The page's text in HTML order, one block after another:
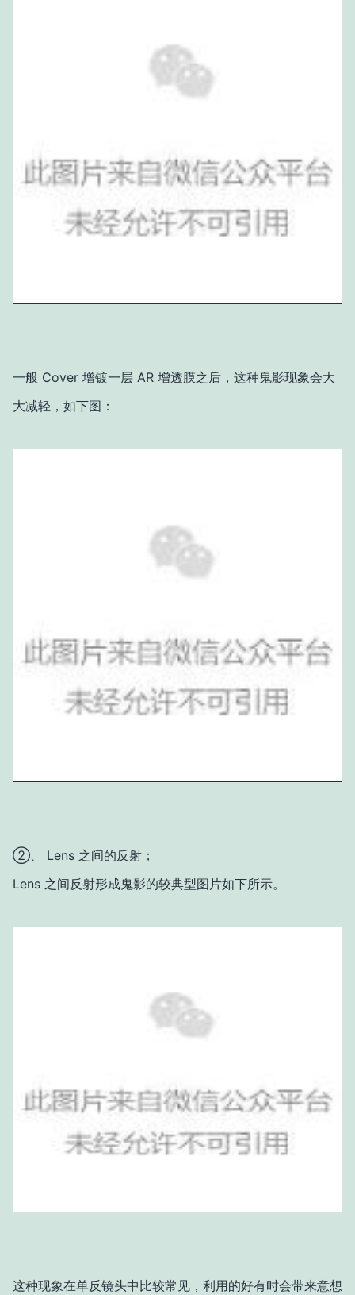
一般 Cover 增镀一层 AR 增透膜之后，这种鬼影现象会大
大减轻，如下图：
②、 Lens 之间的反射；
Lens 之间反射形成鬼影的较典型图片如下所示。
这种现象在单反镜头中比较常见，利用的好有时会带来意想